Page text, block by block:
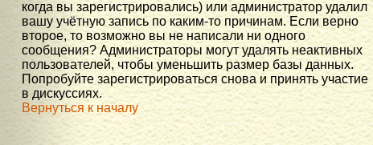
когда вы зарегистрировались) или администратор удалил
вашу учётную запись по каким-то причинам. Если верно
второе, то возможно вы не написали ни одного
сообщения? Администраторы могут удалять неактивных
пользователей, чтобы уменьшить размер базы данных.
Попробуйте зарегистрироваться снова и принять участие
в дискуссиях.
Вернуться к началу